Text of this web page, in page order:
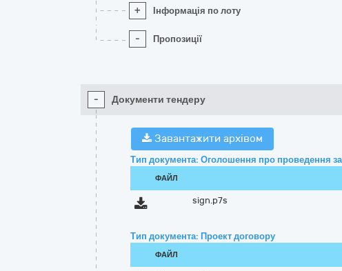
+ Інформація по лоту
- Пропозиції
- Документи тендеру
Завантажити архівом
Тип документа: Оголошення про проведення
ФАЙЛ
sign.p7s
Тип документа: Проект договору
ФАЙЛ